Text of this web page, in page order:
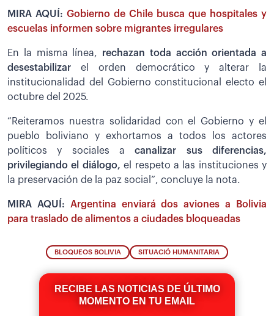
MIRA AQUÍ: Gobierno de Chile busca que hospitales y
escuelas informen sobre migrantes irregulares
En la misma línea, rechazan toda acción orientada a
desestabilizar el orden democrático y alterar la
institucionalidad del Gobierno constitucional electo el
octubre del 2025.
“Reiteramos nuestra solidaridad con el Gobierno y el
pueblo boliviano y exhortamos a todos los actores
políticos y sociales a canalizar sus diferencias,
privilegiando el diálogo,el respeto a las instituciones y
la preservación de la paz social”, concluye la nota.
MIRA AQUÍ: Argentina enviará dos aviones a Bolivia
para traslado de alimentos a ciudades bloqueadas
BLOQUEOS BOLIVIA SITUACIÓ HUMANITARIA
RECIBE LAS NOTICIAS DE ÚLTIMO
MOMENTO EN TU EMAIL